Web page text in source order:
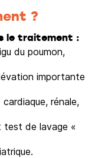
?
le traitement :
du poumon,
importante
rénale,
test de lavage «